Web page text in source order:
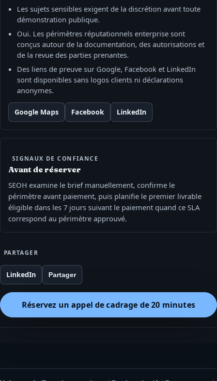
Les sujets sensibles exigent de la discrétion avant toute
démonstration publique.
Oui. Les périmètres réputationnels enterprise sont
conçus autour de la documentation, des autorisations et
de la revue des parties prenantes.
Des liens de preuve sur Google, Facebook et LinkedIn
sont disponibles sans logos clients ni déclarations
anonymes.
Google Maps Facebook LinkedIn
SIGNAUX DE CONFIANCE
Avant de réserver
SEOH examine le brief manuellement, confirme le
périmètre avant paiement, puis planifie le premier livrable
éligible dans les 7 jours suivant le paiement quand ce SLA
correspond au périmètre approuvé.
PARTAGER
LinkedIn Partager
Réservez un appel de cadrage de 20 minutes